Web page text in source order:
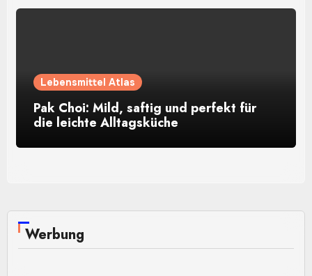
Lebensmittel Atlas
Pak Choi: Mild, saftig und perfekt für
die leichte Alltagsküche
Werbung